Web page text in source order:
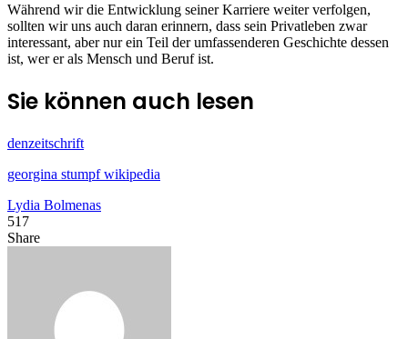
Während wir die Entwicklung seiner Karriere weiter verfolgen,
sollten wir uns auch daran erinnern, dass sein Privatleben zwar
interessant, aber nur ein Teil der umfassenderen Geschichte dessen
ist, wer er als Mensch und Beruf ist.
Sie können auch lesen
denzeitschrift
georgina stumpf wikipedia
Lydia Bolmenas
517
Facebook
X
LinkedIn
Tumblr
Pinterest
Reddit
Share